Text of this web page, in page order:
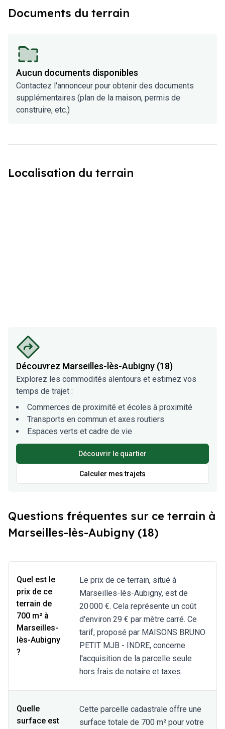
Documents du terrain
Aucun documents disponibles
Contactez l'annonceur pour obtenir des documents
supplémentaires (plan de la maison, permis de
construire, etc.)
Localisation du terrain
Découvrez Marseilles-lès-Aubigny (18)
Explorez les commodités alentours et estimez vos
temps de trajet :
Commerces de proximité et écoles à proximité
Transports en commun et axes routiers
Espaces verts et cadre de vie
Découvrir le quartier
Calculer mes trajets
Questions fréquentes sur ce terrain à
Marseilles-lès-Aubigny (18)
Quel est le
prix de ce
terrain de
700 m² à
Marseilles-
lès-Aubigny
?
Le prix de ce terrain, situé à
Marseilles-lès-Aubigny, est de
20 000 €. Cela représente un coût
d'environ 29 € par mètre carré. Ce
tarif, proposé par MAISONS BRUNO
PETIT MJB - INDRE, concerne
l'acquisition de la parcelle seule
hors frais de notaire et taxes.
Quelle
surface est
Cette parcelle cadastrale offre une
surface totale de 700 m² pour votre